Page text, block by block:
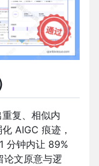
重复、相似内
AIGC 痕迹，
分钟内让 89%
论文原意与逻